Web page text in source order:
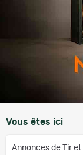
Vous êtes ici
Annonces de Tir et